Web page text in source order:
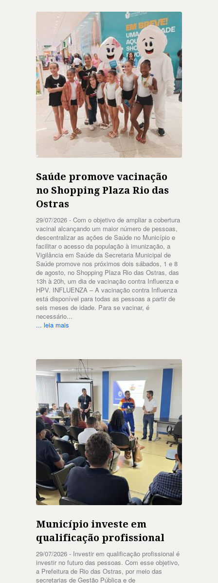
Saúde promove vacinação
no Shopping Plaza Rio das
Ostras
29/07/2026 - Com o objetivo de ampliar a cobertura
vacinal alcançando um maior número de pessoas,
descentralizar as ações de Saúde no Município e
facilitar o acesso da população à imunização, a
Vigilância em Saúde da Secretaria Municipal de
Saúde promove nos próximos dois sábados, 1 e 8
de agosto, no Shopping Plaza Rio das Ostras, das
13h à 20h, um dia de vacinação contra Influenza e
HPV. INFLUENZA – A vacinação contra Influenza
está disponível para todas as pessoas a partir de
seis meses de idade. Para se vacinar, é
necessário...
... leia mais
Município investe em
qualificação profissional
29/07/2026 - Investir em qualificação profissional é
investir no futuro das pessoas. Com esse objetivo,
a Prefeitura de Rio das Ostras, por meio das
secretarias de Gestão Pública e de